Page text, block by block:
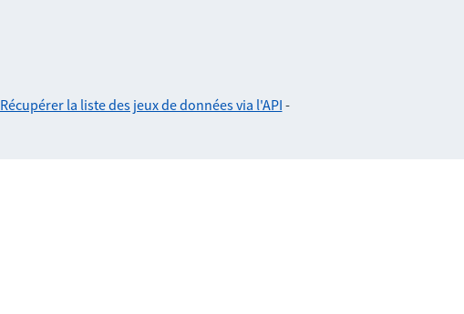
Récupérer la liste des jeux de données via l'API -